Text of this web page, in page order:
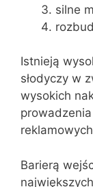
silne
Istnieją
słodyczy w
wysokich
Barierą